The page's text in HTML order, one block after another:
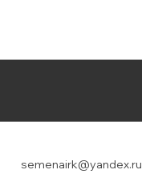
semenairk@yandex.ru